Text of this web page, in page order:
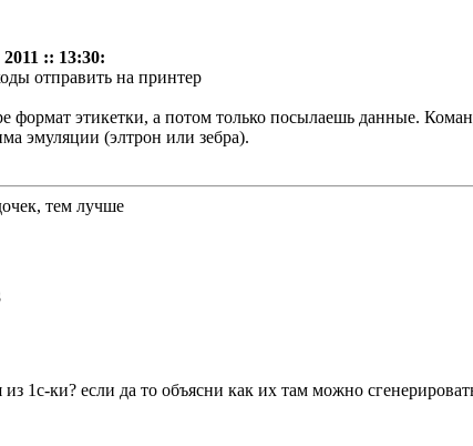
:: 13:30:
отправить на принтер
формат этикетки, а потом только посылаешь данные.
эмуляции (элтрон или зебра).
тем лучше
1с-ки? если да то объясни как их там можно